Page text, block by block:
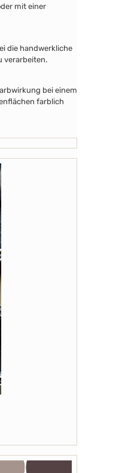
mit einer
die handwerkliche
verarbeiten.
bei einem
farblich